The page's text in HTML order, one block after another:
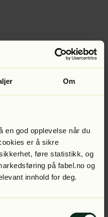
Om
en god opplevelse når du
er å sikre
føre statistikk, og
på fabel.no og
innhold for deg.